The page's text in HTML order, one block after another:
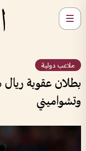
ملاعب دولية
بطلان عقوبة
وتشواميني